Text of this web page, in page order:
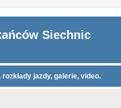
Siechnic
jazdy, galerie, video.